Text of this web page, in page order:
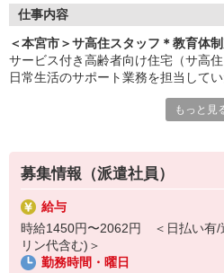
仕事内容
＜本宮市＞サ高住スタッフ＊教育体
サービス付き高齢者向け住宅（サ高住
日常生活のサポート業務を担当して
・施設内やお部屋の簡単なお掃除
・お話し相手やレクリエーションのサ
など
充実した教育体制あり◎
わからないことは何でも気軽に質問
ブランクがあっても安心♪
もっと見
募集情報（派遣社員）
給与
時給1450円〜2062円 ＜日払い有/
リン代含む)＞
勤務時間・曜日